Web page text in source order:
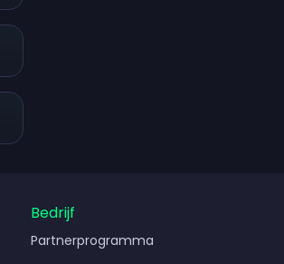
Bedrijf
Partnerprogramma